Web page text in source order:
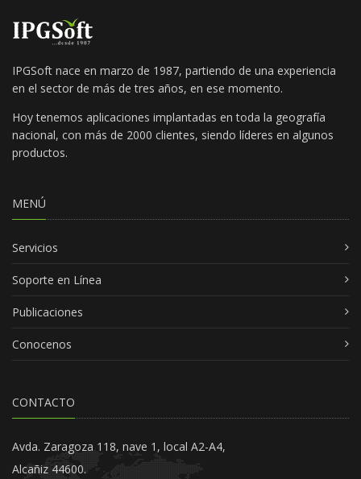
IPGSoft nace en marzo de 1987, partiendo de una experiencia
en el sector de más de tres años, en ese momento.
Hoy tenemos aplicaciones implantadas en toda la geografía
nacional, con más de 2000 clientes, siendo líderes en algunos
productos.
MENÚ
Servicios
Soporte en Línea
Publicaciones
Conocenos
CONTACTO
Avda. Zaragoza 118, nave 1, local A2-A4,
Alcañiz 44600.